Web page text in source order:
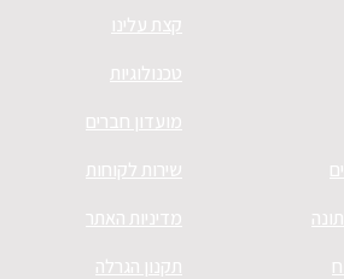
קצת עלינו
טכנולוגיות
מועדון חברים
שירות לקוחות
מדיניות האתר
תקנון הגרלה